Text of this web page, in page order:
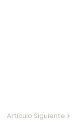
Artículo Siguiente